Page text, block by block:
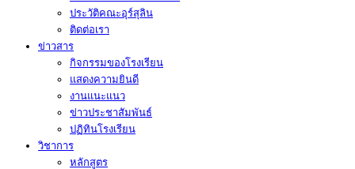
ประวัติคณะอุร์สุลิน
ติดต่อเรา
ข่าวสาร
กิจกรรมของโรงเรียน
แสดงความยินดี
งานแนะแนว
ข่าวประชาสัมพันธ์
ปฏิทินโรงเรียน
วิชาการ
หลักสูตร